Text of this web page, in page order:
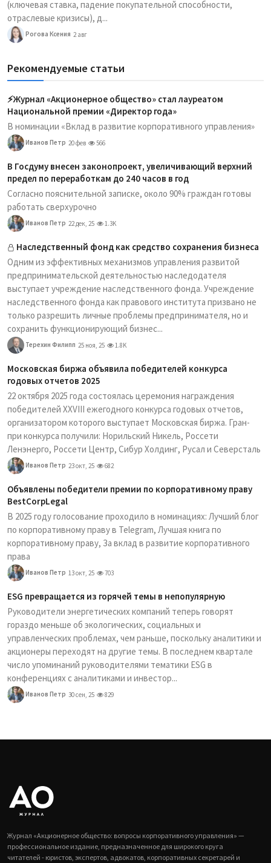
(ключевая ставка, падение покупательной способности,
отраслевые кризисы), д...
Рогова Ксения 2 авг
Рекомендуемые статьи
⚡️Журнал «Акционерное общество» стал лауреатом
Национальной премии «Директор года»
В номинации «Вклад в развитие корпоративного управления»
Иванов Петр 20 фев 566
В Госдуму внесен законопроект, увеличивающий верхний
предел по переработкам до 240 часов в год
Согласно пояснительной записке, около 90% граждан готовы
работать сверхурочно
Иванов Петр 22 дек, 25 1.3K
Наследственный фонд как средство сохранения бизнеса
Одним из эффективных механизмов управления развитой
предпринимательской деятельностью наследодателя
выступает учреждение наследственного фонда. Учреждение
наследственного фонда как правового института призвано не
только разрешить личные проблемы предпринимателя, но и
сохранить функционирующий бизнес...
Терехин Филипп 25 ноя, 25 1.8K
Московская биржа объявила победителей конкурса
годовых отчетов 2025
22 октября 2025 года состоялась церемония награждения
победителей XXVIII ежегодного конкурса годовых отчетов,
организатором которого выступает Московская биржа. Гран-
при конкурса получили: Норильский Никель, Россети
Ленэнерго, Россети Центр, Сибур Холдинг, Русал и Северсталь
Иванов Петр 23 окт, 25 682
Объявлены победители премии по корпоративному праву
BestCorpLegal
В 2025 году голосование проходило в номинациях: Лучший блог
по корпоративному праву в Telegram, Лучшая книга по
корпоративному праву, За вклад в развитие корпоративного
права
Иванов Петр 13 окт, 25 703
ESG превращается из горячей темы в непопулярную
Руководители энергетических компаний теперь говорят
гораздо меньше об экологических, социальных и
управленческих проблемах, чем раньше, поскольку аналитики и
акционеры переходят на другие темы. В последнем квартале
число упоминаний руководителями тематики ESG в
конференциях с аналитиками и инвестор...
Иванов Петр 30 сен, 25 829
Журнал «Акционерное общество: вопросы корпоративного управления» —
профессиональное издание, предназначенное для широкого круга
читателей - юристов, экспертов, адвокатов, корпоративных секретарей и